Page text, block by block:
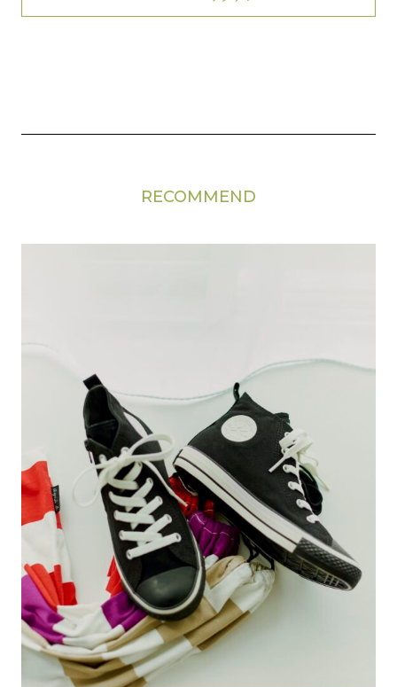
RECOMMEND